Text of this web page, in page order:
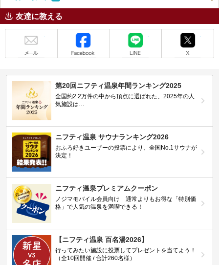
友達に教える
第20回ニフティ温泉年間ランキング2025
全国約2.2万件の中から頂点に選ばれた、2025年の人
気施設は…
ニフティ温泉 サウナランキング2026
おふろ好きユーザーの投票により、全国No.1サウナが
決定！
ニフティ温泉プレミアムクーポン
ノジマモバイル会員向け 通常よりもお得な「特別価
格」で人気の温泉を満喫できる！
【ニフティ温泉 百名湯2026】
行ってみたい施設に投票してプレゼントを当てよう！
（全10回開催 / 合計260名様）